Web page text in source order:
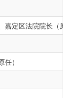
嘉定区法院院长（
）